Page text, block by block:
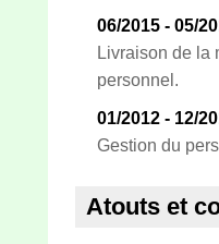
06/2015 - 05/
Livraison de la
personnel.
01/2012 - 12/
Gestion du
Atouts et